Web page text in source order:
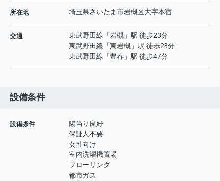
所在地 埼玉県さいたま市岩槻区大字本宿
交通 東武野田線 「岩槻 」駅 徒歩23分
東武野田線 「東岩槻 」駅 徒歩28分
東武野田線 「豊春 」駅 徒歩47分
設備条件
設備条件
陽当り良好
保証人不要
女性向け
室内洗濯機置場
フローリング
都市ガス